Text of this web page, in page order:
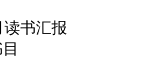
读书汇报